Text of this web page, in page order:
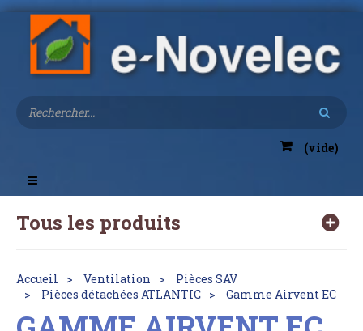
(vide)
Toggle
navigation
Tous les produits
Accueil Ventilation
Pièces SAV
Pièces détachées ATLANTIC
Gamme Airvent EC